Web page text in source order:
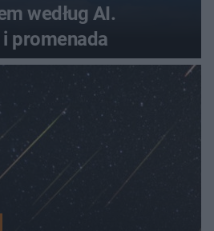
według AI.
promenada